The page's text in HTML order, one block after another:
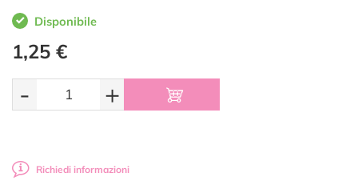
Disponibile
1,25 €
- +
Richiedi informazioni